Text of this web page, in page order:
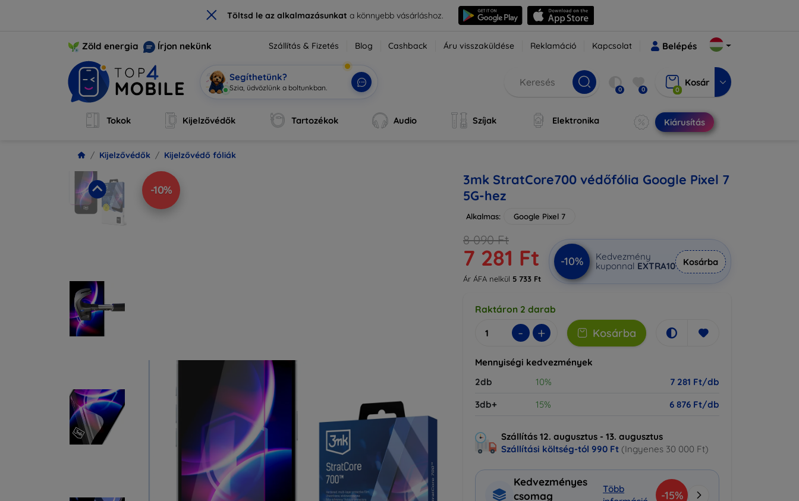
× Töltsd le az alkalmazásunkata könnyebb vásárláshoz.
Zöld energia Írjon nekünk Szállítás & Fizetés Blog Cashback Áru visszaküldése Reklamáció Kapcsolat Belépés
Segíthetünk?
M| 0 0 0
Kosár
Tokok Kijelzővédők Tartozékok Audio Szíjak Elektronika Kiárusítás
Kijelzővédők Kijelzővédő fóliák
-10%
3mk StratCore700 védőfólia Google Pixel 7
5G-hez
Alkalmas: Google Pixel 7
8 090 Ft
7 281 Ft
Ár ÁFA nelkül 5 733 Ft
-10%
Kedvezmény
kuponnal EXTRA10 Kosárba
Raktáron 2 darab
- + Kosárba
Mennyiségi kedvezmények
2db
10%
7 281 Ft/db
3db+
15% 6 876 Ft/db
Szállítás 12. augusztus - 13. augusztus
Szállítási költség-tól 990 Ft (Ingyenes 30 000 Ft)
Kedvezményes
csomag
Több
-15%